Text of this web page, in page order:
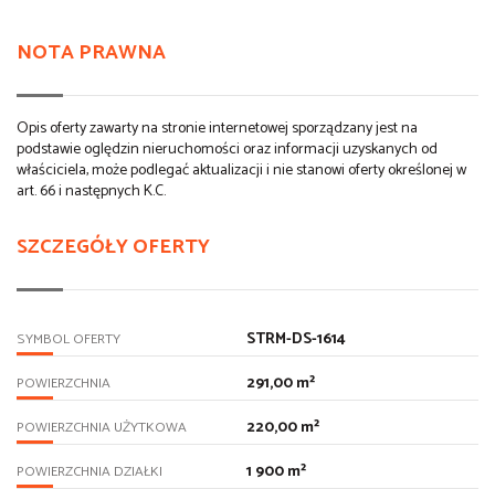
NOTA PRAWNA
Opis oferty zawarty na stronie internetowej sporządzany jest na
podstawie oględzin nieruchomości oraz informacji uzyskanych od
właściciela, może podlegać aktualizacji i nie stanowi oferty określonej w
art. 66 i następnych K.C.
SZCZEGÓŁY OFERTY
SYMBOL OFERTY STRM-DS-1614
POWIERZCHNIA 291,00 m²
POWIERZCHNIA UŻYTKOWA 220,00 m²
POWIERZCHNIA DZIAŁKI 1 900 m²